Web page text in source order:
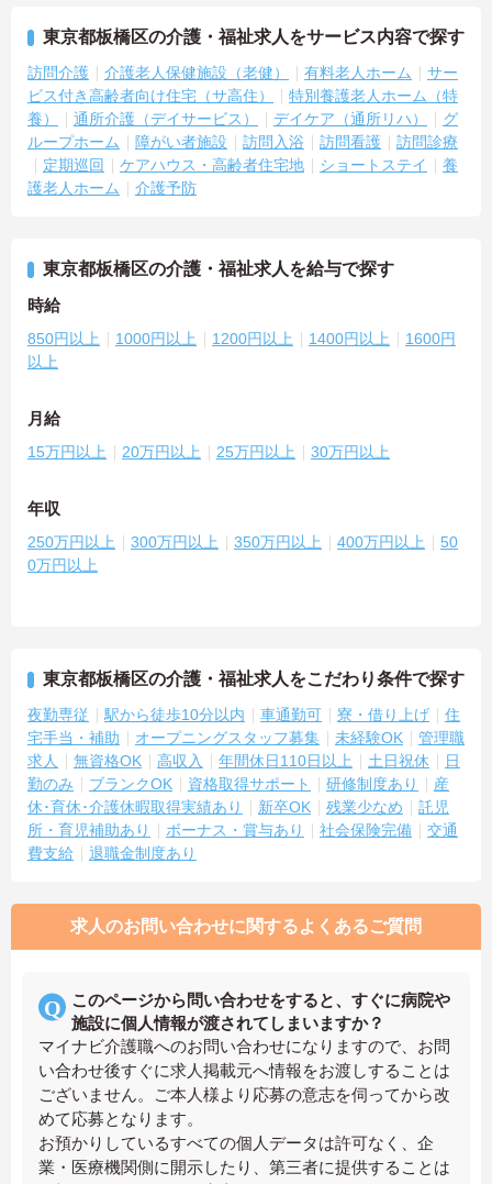
東京都板橋区の介護・福祉求人をサービス内容で探す
訪問介護 介護老人保健施設（老健） 有料老人ホーム
サー
ビス付き高齢者向け住宅（サ高住）
特別養護老人ホーム（特
養）
通所介護（デイサービス） デイケア（通所リハ）
グ
ループホーム
障がい者施設 訪問入浴 訪問看護
訪問診療
定期巡回
ケアハウス・高齢者住宅地 ショートステイ
養
護老人ホーム
介護予防
東京都板橋区の介護・福祉求人を給与で探す
時給
850円以上 1000円以上 1200円以上 1400円以上
1600円
以上
月給
15万円以上 20万円以上 25万円以上 30万円以上
年収
250万円以上 300万円以上 350万円以上 400万円以上
50
0万円以上
東京都板橋区の介護・福祉求人をこだわり条件で探す
夜勤専従 駅から徒歩10分以内 車通勤可 寮・借り上げ
住
宅手当・補助
オープニングスタッフ募集 未経験OK
管理職
求人
無資格OK 高収入 年間休日110日以上 土日祝休
日
勤のみ
ブランクOK 資格取得サポート 研修制度あり
産
休･育休･介護休暇取得実績あり
新卒OK 残業少なめ
託児
所・育児補助あり
ボーナス・賞与あり 社会保険完備
交通
費支給
退職金制度あり
求人のお問い合わせに関するよくあるご質問
このページから問い合わせをすると、すぐに病院や
施設に個人情報が渡されてしまいますか？
マイナビ介護職へのお問い合わせになりますので、お問
い合わせ後すぐに求人掲載元へ情報をお渡しすることは
ございません。ご本人様より応募の意志を伺ってから改
めて応募となります。
お預かりしているすべての個人データは許可なく、企
業・医療機関側に開示したり、第三者に提供することは